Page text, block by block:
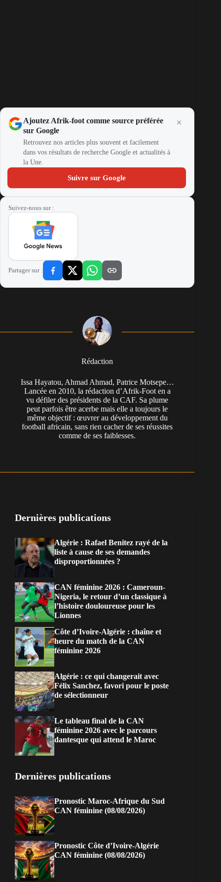
Ajoutez Afrik-foot comme source préférée
sur Google
Retrouvez nos articles plus souvent et facilement
dans vos résultats de recherche Google et actualités à
la Une.
Suivre sur Google
Suivez-nous sur :
Partager sur :
Rédaction
Issa Hayatou, Ahmad Ahmad, Patrice Motsepe…
Lancée en 2010, la rédaction d’Afrik-Foot en a
vu défiler des présidents de la CAF. Sa plume
peut parfois être acerbe mais elle a toujours le
même objectif : œuvrer au développement du
football africain, sans rien cacher de ses réussites
comme de ses faiblesses.
Dernières publications
Algérie : Rafael Benitez rayé de la
liste à cause de ses demandes
disproportionnées ?
CAN féminine 2026 : Cameroun-
Nigeria, le retour d’un classique à
l’histoire douloureuse pour les
Lionnes
Côte d’Ivoire-Algérie : chaîne et
heure du match de la CAN
féminine 2026
Algérie : ce qui changerait avec
Félix Sanchez, favori pour le poste
de sélectionneur
Le tableau final de la CAN
féminine 2026 avec le parcours
dantesque qui attend le Maroc
Dernières publications
Pronostic Maroc-Afrique du Sud
CAN féminine (08/08/2026)
Pronostic Côte d’Ivoire-Algérie
CAN féminine (08/08/2026)